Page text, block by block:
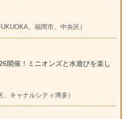
、福岡市、中央区）
開催！ミニオンズと水遊びを楽し
キャナルシティ博多）